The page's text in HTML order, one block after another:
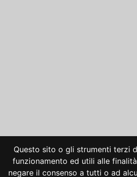
Questo sito o gli strumenti terzi
funzionamento ed utili alle
negare il consenso a tutti o ad